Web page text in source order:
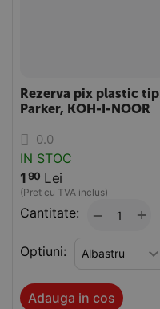
Rezerva pix plastic tip
Parker, KOH-I-NOOR
0.0
IN STOC
1 90 Lei
(Pret cu TVA inclus)
Cantitate: +
−
Optiuni:
Adauga in cos